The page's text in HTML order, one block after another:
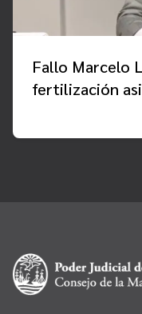
Fallo Marcelo
fertilización